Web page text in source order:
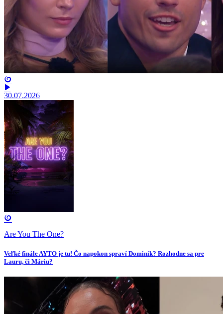
30.07.2026
Are You The One?
Veľké finále AYTO je tu! Čo napokon spraví Dominik? Rozhodne sa pre
Lauru, či Máriu?